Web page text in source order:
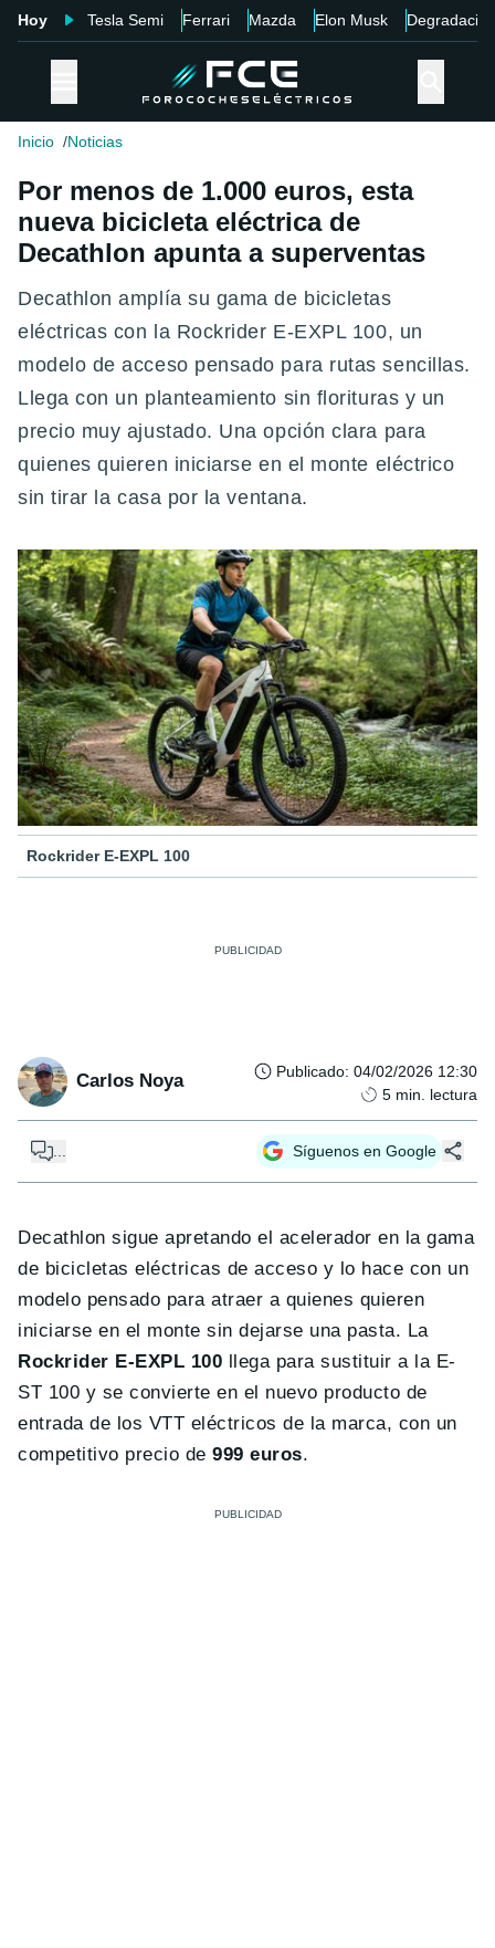
Hoy Tesla Semi Ferrari Mazda Elon Musk Degradación
Inicio Noticias
Por menos de 1.000 euros, esta
nueva bicicleta eléctrica de
Decathlon apunta a superventas
Decathlon amplía su gama de bicicletas
eléctricas con la Rockrider E-EXPL 100, un
modelo de acceso pensado para rutas sencillas.
Llega con un planteamiento sin florituras y un
precio muy ajustado. Una opción clara para
quienes quieren iniciarse en el monte eléctrico
sin tirar la casa por la ventana.
Rockrider E-EXPL 100
Carlos Noya Publicado: 04/02/2026 12:30
5 min. lectura
Síguenos en Google
Decathlon sigue apretando el acelerador en la gama
de bicicletas eléctricas de acceso y lo hace con un
modelo pensado para atraer a quienes quieren
iniciarse en el monte sin dejarse una pasta. La
Rockrider E-EXPL 100 llega para sustituir a la E-
ST 100 y se convierte en el nuevo producto de
entrada de los VTT eléctricos de la marca, con un
competitivo precio de999 euros.